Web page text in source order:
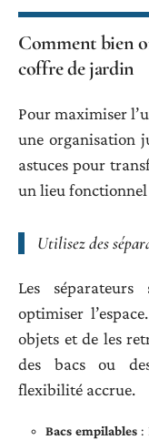
Comment bien
coffre de jardin
Pour maximiser
une organisation
astuces pour
un lieu fonctionnel
Utilisez des
Les
optimiser
objets et de les
des bacs ou
flexibilité accrue.
Bacs empilables :